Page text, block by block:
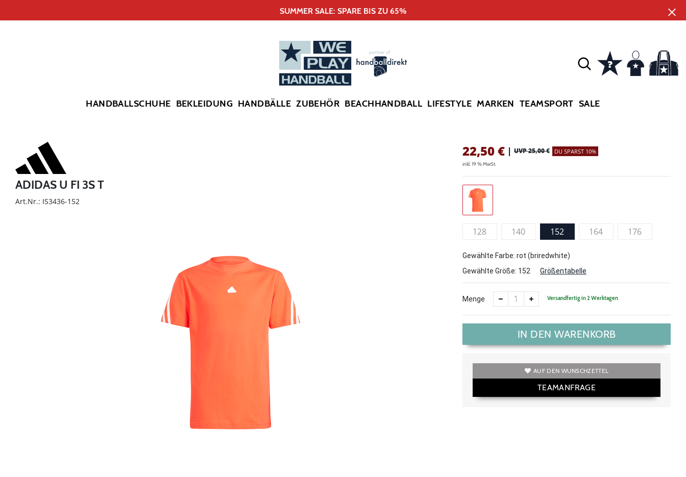
SUMMER SALE: SPARE BIS ZU 65%
HANDBALLSCHUHE BEKLEIDUNG HANDBÄLLE ZUBEHÖR BEACHHANDBALL LIFESTYLE MARKEN TEAMSPORT SALE
ADIDAS U FI 3S T
Art.Nr.: IS3436-152
22,50€ | UVP 25,00 € DU SPARST 10%
inkl. 19 % MwSt.
128 140 152 164 176
Gewählte Farbe: rot (briredwhite)
Gewählte Größe: 152 Größentabelle
Menge Versandfertig in 2 Werktagen
IN DEN WARENKORB
AUF DEN WUNSCHZETTEL
TEAMANFRAGE